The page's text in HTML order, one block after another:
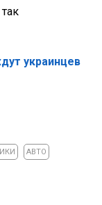
украинцев
АВТО